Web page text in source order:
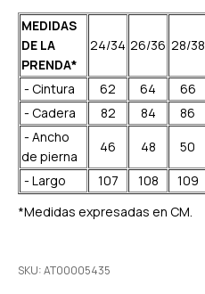
MEDIDAS
DE LA
PRENDA*
24/34 26/36 28/38
- Cintura 62 64 66
- Cadera
82 84 86
- Ancho
de pierna
46 48 50
- Largo
107 108 109
*Medidas expresadas en CM.
SKU:AT00005435